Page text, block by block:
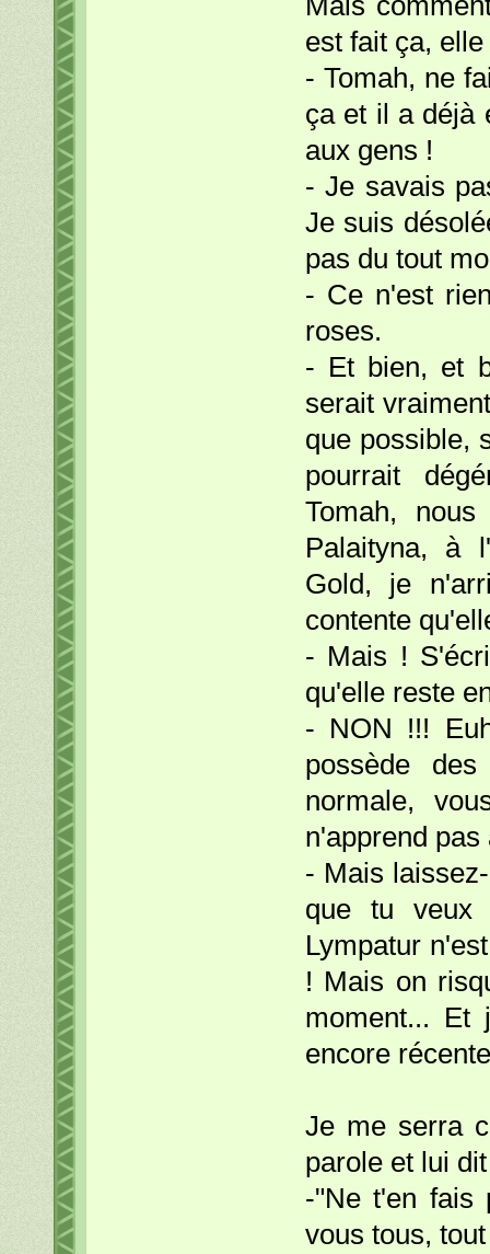
est fait ça,
- Tomah, ne
ça et il a déjà
aux gens !
- Je savais
Je suis
pas du tout
- Ce n'est
roses.
- Et bien, et
serait
que possible,
pourrait
Tomah,
Palaityna, à
Gold, je
contente
- Mais !
qu'elle reste
- NON !!!
possède
normale,
n'apprend
- Mais
que tu veux
Lympatur
! Mais on
moment...
encore
Je me serra
parole et lui
-"Ne t'en fais
vous tous,